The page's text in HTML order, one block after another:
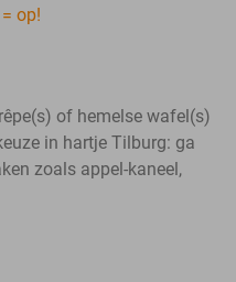
op!
of hemelse wafel(s)
in hartje Tilburg: ga
zoals appel-kaneel,